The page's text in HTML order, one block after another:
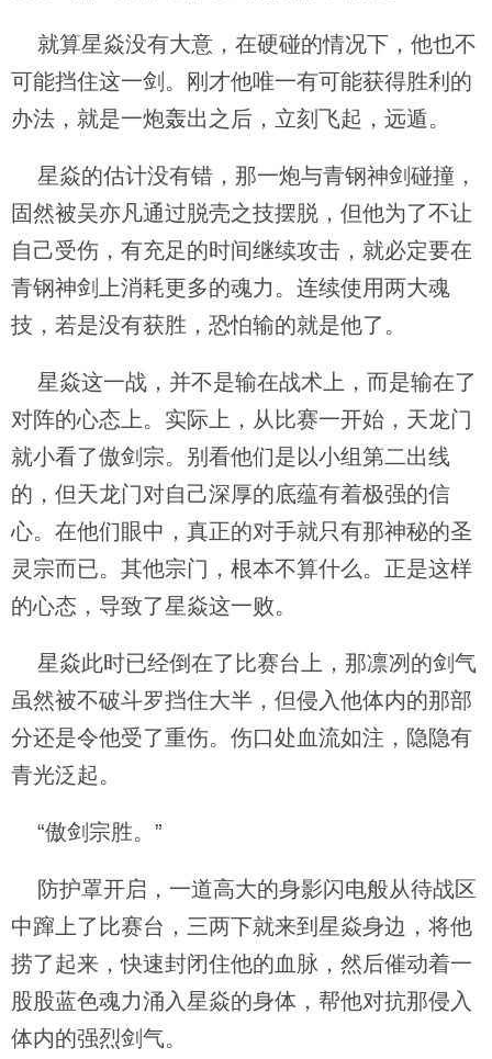
就算星焱没有大意，在硬碰的情况下，他也不
可能挡住这一剑。刚才他唯一有可能获得胜利的
办法，就是一炮轰出之后，立刻飞起，远遁。
星焱的估计没有错，那一炮与青钢神剑碰撞，
固然被吴亦凡通过脱壳之技摆脱，但他为了不让
自己受伤，有充足的时间继续攻击，就必定要在
青钢神剑上消耗更多的魂力。连续使用两大魂
技，若是没有获胜，恐怕输的就是他了。
星焱这一战，并不是输在战术上，而是输在了
对阵的心态上。实际上，从比赛一开始，天龙门
就小看了傲剑宗。别看他们是以小组第二出线
的，但天龙门对自己深厚的底蕴有着极强的信
心。在他们眼中，真正的对手就只有那神秘的圣
灵宗而已。其他宗门，根本不算什么。正是这样
的心态，导致了星焱这一败。
星焱此时已经倒在了比赛台上，那凛冽的剑气
虽然被不破斗罗挡住大半，但侵入他体内的那部
分还是令他受了重伤。伤口处血流如注，隐隐有
青光泛起。
“傲剑宗胜。”
防护罩开启，一道高大的身影闪电般从待战区
中蹿上了比赛台，三两下就来到星焱身边，将他
捞了起来，快速封闭住他的血脉，然后催动着一
股股蓝色魂力涌入星焱的身体，帮他对抗那侵入
体内的强烈剑气。